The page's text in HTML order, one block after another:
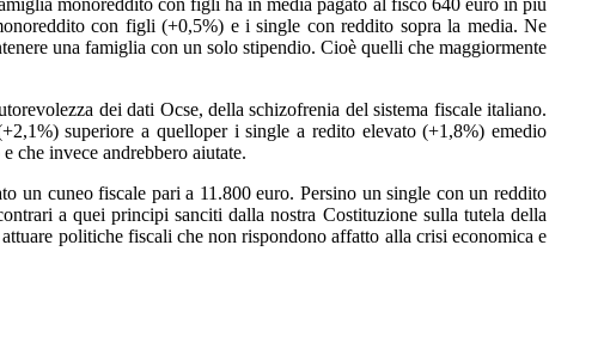
con figli (+0,5%) e i single con reddito sopra la media. Ne
una famiglia con un solo stipendio. Cioè quelli che maggiormente
dei dati Ocse, della schizofrenia del sistema fiscale italiano.
superiore a quelloper i single a redito elevato (+1,8%) emedio
che invece andrebbero aiutate.
un cuneo fiscale pari a 11.800 euro. Persino un single con un reddito
a quei principi sanciti dalla nostra Costituzione sulla tutela della
politiche fiscali che non rispondono affatto alla crisi economica e